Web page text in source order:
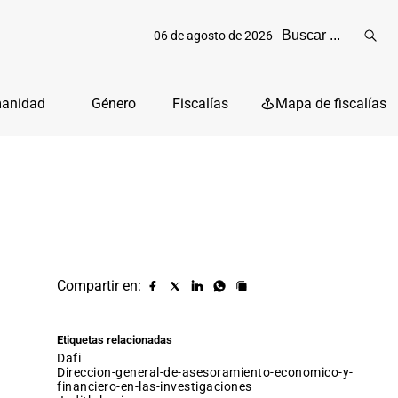
06 de agosto de 2026
Género Fiscalías Mapa de fiscalías
Compartir en:
Compartir
Compartir
Compartir
Compartir
Copiar
Etiquetas relacionadas
dafi
direccion-general-de-asesoramiento-economico-y-
financiero-en-las-investigaciones